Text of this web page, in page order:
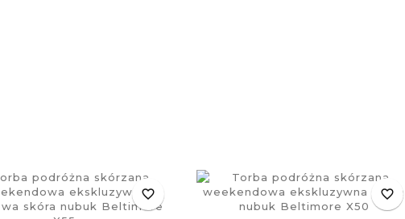
favorite_border favorite_border